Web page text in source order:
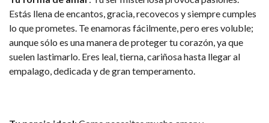
Estás llena de encantos, gracia, recovecos y siempre cumples
lo que prometes. Te enamoras fácilmente, pero eres voluble;
aunque sólo es una manera de proteger tu corazón, ya que
suelen lastimarlo. Eres leal, tierna, cariñosa hasta llegar al
empalago, dedicada y de gran temperamento.